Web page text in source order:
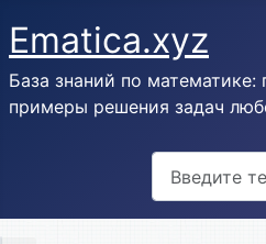
Ematica.xyz
База знаний по
примеры решения задач